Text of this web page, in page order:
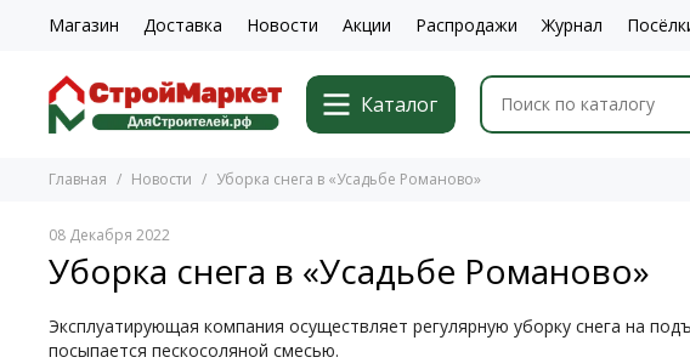
Магазин Доставка Новости Акции Распродажи Журнал
Каталог
Главная Новости Уборка снега в «Усадьбе Романово»
08 Декабря 2022
Уборка снега в «Усадьбе Романово»
Эксплуатирующая компания осуществляет регулярную уборку снега на
посыпается пескосоляной смесью.